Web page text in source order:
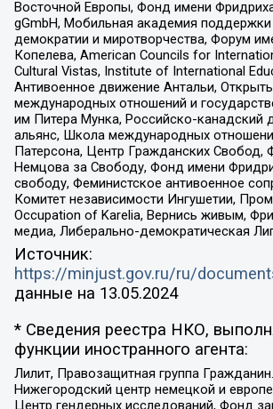
Восточной Европы, Фонд имени
gGmbH, Мобильная академия поддержки
демократии и миротворчества, Форум
Копелева, American Councils for
Cultural Vistas, Institute of International
Антивоенное движение Антальи,
международных отношений и
им Питера Мунка, Российско-канадский
альянс, Школа международных
Патерсона, Центр Гражданских Свобод,
Немцова за Свободу, Фонд имени
свободу, Феминистское антивоенное
Комитет независимости Ингушетии,
Occupation of Karelia, Вернись живым,
медиа, Либерально-демократическая
Источник:
https://minjust.gov.ru/ru/
данные на 13.05.2024
* Сведения реестра НКО,
функции иностранного агента:
Лилит, Правозащитная группа
Нижегородский центр немецкой и
Центр гендерных исследований, Фонд